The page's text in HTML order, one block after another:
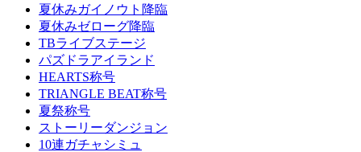
夏休みガイノウト降臨
夏休みゼローグ降臨
TBライブステージ
パズドラアイランド
HEARTS称号
TRIANGLE BEAT称号
夏祭称号
ストーリーダンジョン
10連ガチャシミュ